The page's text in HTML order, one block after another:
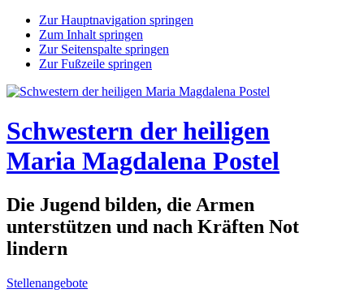
Zur Hauptnavigation springen
Zum Inhalt springen
Zur Seitenspalte springen
Zur Fußzeile springen
Schwestern der heiligen
Maria Magdalena Postel
Die Jugend bilden, die Armen
unterstützen und nach Kräften Not
lindern
Stellenangebote